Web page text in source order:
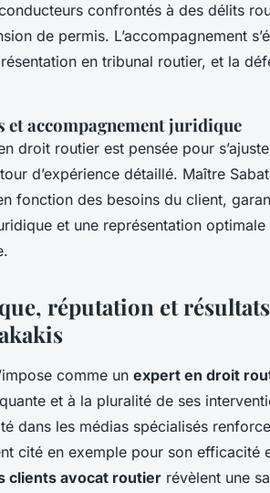
confrontés à des délits
de permis. L’accompagnement
en tribunal routier, et la
et accompagnement juridique
droit routier est pensée pour
d’expérience détaillé. Maître
fonction des besoins du client,
et une représentation
réputation et
comme un expert en droit
et à la pluralité de ses
dans les médias spécialisés
cité en exemple pour son efficacité
clients avocat routier révèlent une